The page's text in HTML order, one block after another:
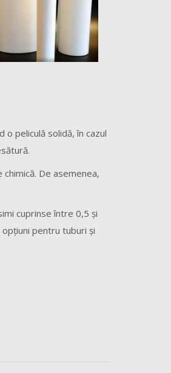
peliculă solidă, în cazul
De asemenea,
cuprinse între 0,5 şi
pentru tuburi şi